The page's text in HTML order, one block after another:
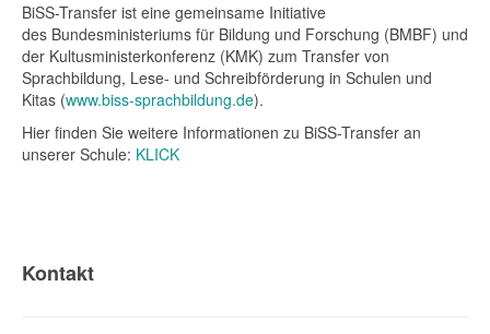
BiSS-Transfer ist eine gemeinsame Initiative
des Bundesministeriums für Bildung und Forschung (BMBF) und
der Kultusministerkonferenz (KMK) zum Transfer von
Sprachbildung, Lese- und Schreibförderung in Schulen und
Kitas (www.biss-sprachbildung.de).
Hier finden Sie weitere Informationen zu BiSS-Transfer an
unserer Schule: KLICK
Kontakt